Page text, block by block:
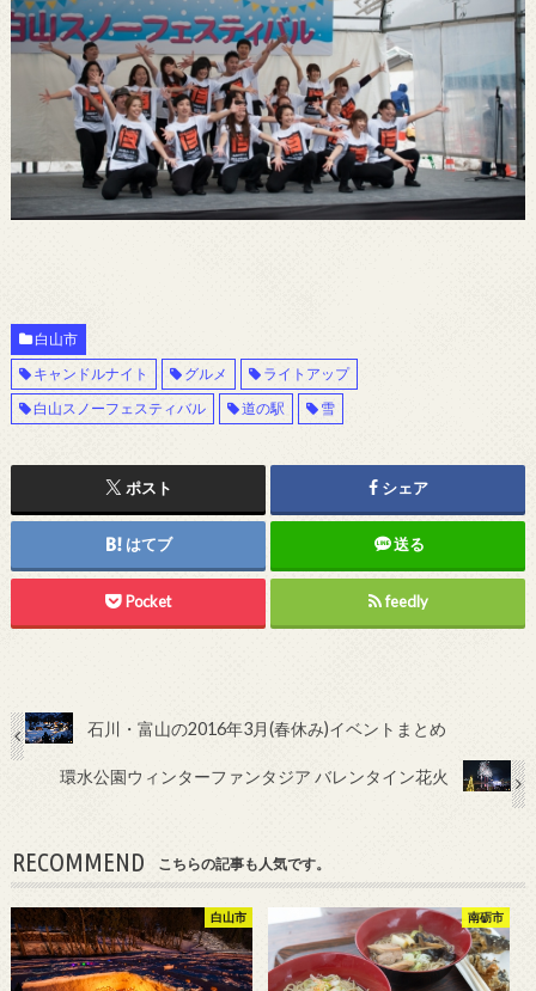
白山市
キャンドルナイト
グルメ
ライトアップ
白山スノーフェスティバル
道の駅 雪
ポスト シェア
はてブ 送る
Pocket feedly
石川・富山の2016年3月(春休み)イベントまとめ
環水公園ウィンターファンタジア バレンタイン花火
RECOMMEND こちらの記事も人気です。
白山市 南砺市